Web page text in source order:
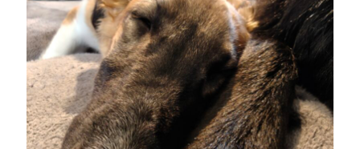
Ninlil(36)
Personligt/Åsikter (161)
Resor
(111)
Tävling(159)
Träningar(63)
Utrustning (47)